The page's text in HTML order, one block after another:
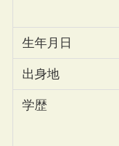
生年月日
出身地
学歴